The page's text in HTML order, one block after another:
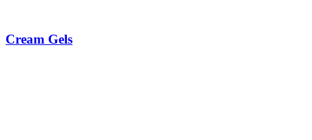
Cream Gels